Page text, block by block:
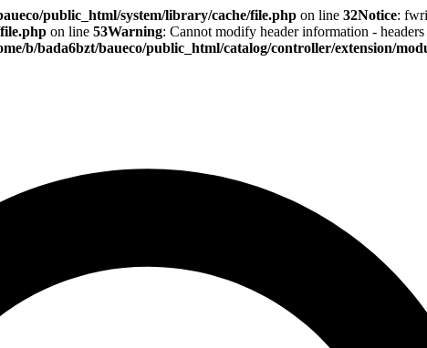
public_html/system/library/cache/file.php on line 32Notice:
on line 53Warning: Cannot modify header information -
b/bada6bzt/baueco/public_html/catalog/controller/extension/